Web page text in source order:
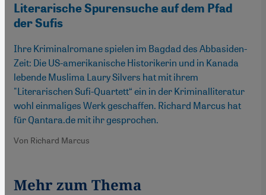
Literarische Spurensuche auf dem Pfad
der Sufis
Ihre Kriminalromane spielen im Bagdad des Abbasiden-
Zeit: Die US-amerikanische Historikerin und in Kanada
lebende Muslima Laury Silvers hat mit ihrem
"Literarischen Sufi-Quartett“ ein in der Kriminalliteratur
wohl einmaliges Werk geschaffen. Richard Marcus hat
für Qantara.de mit ihr gesprochen.
Von Richard Marcus
Mehr zum Thema